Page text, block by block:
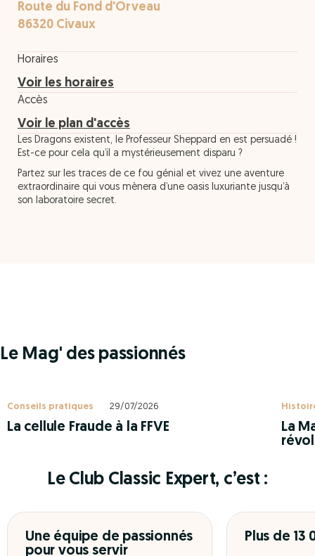
Route du Fond d'Orveau
86320 Civaux
Horaires
Voir les horaires
Accès
Voir le plan d'accès
Les Dragons existent, le Professeur Sheppard en est persuadé !
Est-ce pour cela qu’il a mystérieusement disparu ?
Partez sur les traces de ce fou génial et vivez une aventure
extraordinaire qui vous mènera d’une oasis luxuriante jusqu’à
son laboratoire secret.
Le Mag' des passionnés
Conseils pratiques 29/07/2026
La cellule Fraude à la FFVE
La
Le Club Classic Expert, c’est :
Une équipe de passionnés
pour vous servir
Plus de 13